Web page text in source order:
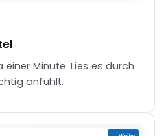
einer Minute. Lies es durch
anfühlt.